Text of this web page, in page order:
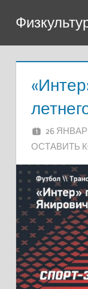
содержимому
26
ОСТАВИТЬ